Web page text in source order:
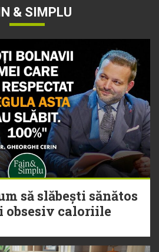
& SIMPLU
să slăbești sănătos
obsesiv caloriile